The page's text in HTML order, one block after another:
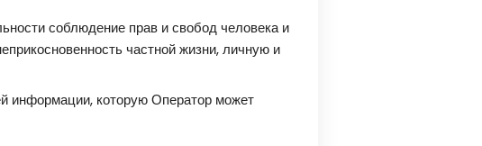
соблюдение прав и свобод человека и
частной жизни, личную и
информации, которую Оператор может